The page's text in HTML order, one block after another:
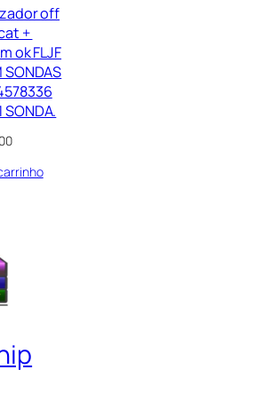
off
+
ok FLJF
SONDAS
SONDA.